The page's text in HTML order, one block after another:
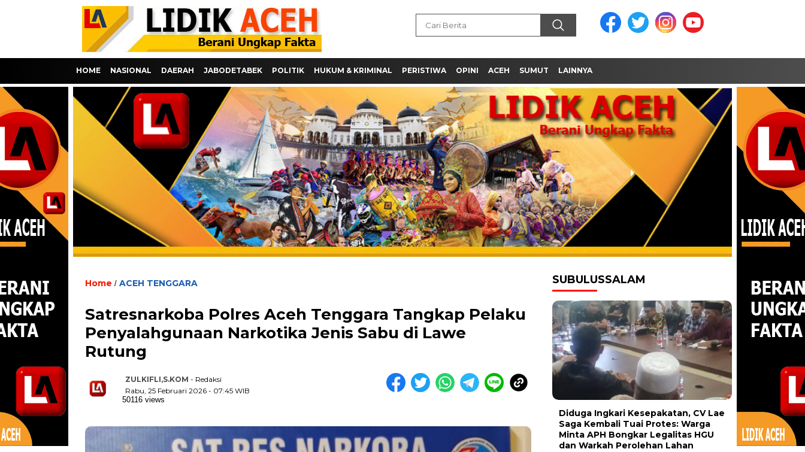
HOME NASIONAL DAERAH JABODETABEK POLITIK HUKUM & KRIMINAL PERISTIWA OPINI ACEH SUMUT LAINNYA
Home / ACEH TENGGARA
Satresnarkoba Polres Aceh Tenggara Tangkap Pelaku
Penyalahgunaan Narkotika Jenis Sabu di Lawe
Rutung
ZULKIFLI,S.KOM - Redaksi
Rabu, 25 Februari 2026 - 07:45 WIB
50116 views
SUBULUSSALAM
Diduga Ingkari Kesepakatan, CV Lae
Saga Kembali Tuai Protes: Warga
Minta APH Bongkar Legalitas HGU
dan Warkah Perolehan Lahan